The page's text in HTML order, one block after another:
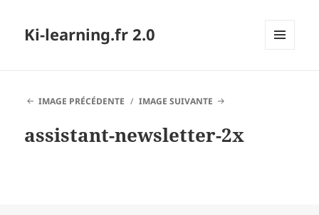
Ki-learning.fr 2.0
IMAGE PRÉCÉDENTE
IMAGE SUIVANTE
assistant-newsletter-2x